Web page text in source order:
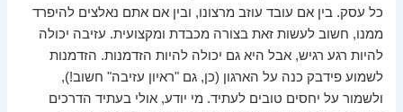
כל עסק. בין אם עובד עוזב מרצונו, ובין אם אתם נאלצים להיפרד
ממנו, חשוב לעשות זאת בצורה מכבדת ומקצועית. עזיבה יכולה
להיות רגע רגיש, אבל היא גם יכולה להיות הזדמנות. הזדמנות
לשמוע פידבק כנה על הארגון (כן, גם "ראיון עזיבה" חשוב!),
ולשמור על יחסים טובים לעתיד. מי יודע, אולי בעתיד הדרכים